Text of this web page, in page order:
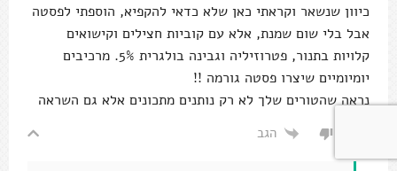
כיוון שנשאר וקראתי כאן שלא כדאי להקפיא, הוספתי לפסטה
אבל בלי שום שמנת, אלא עם קוביות חצילים וקישואים
קלויות בתנור, פטרוזיליה וגבינה בולגרית 5%. מרכיבים
יומיומיים שיצרו פסטה גורמה !!
נראה שהטורים שלך לא רק נותנים מתכונים אלא גם השראה
הגב